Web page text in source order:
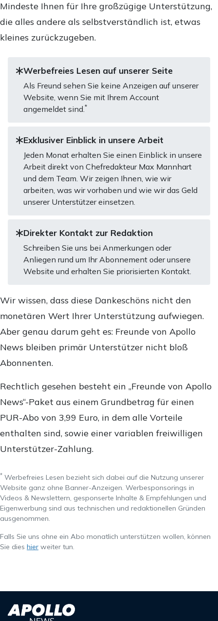
Mindeste Ihnen für Ihre großzügige Unterstützung,
die alles andere als selbstverständlich ist, etwas
kleines zurückzugeben.
Werbefreies Lesen auf unserer Seite
Als Freund sehen Sie keine Anzeigen auf unserer
Website, wenn Sie mit Ihrem Account
angemeldet sind.*
Exklusiver Einblick in unsere Arbeit
Jeden Monat erhalten Sie einen Einblick in unsere
Arbeit direkt von Chefredakteur Max Mannhart
und dem Team. Wir zeigen Ihnen, wie wir
arbeiten, was wir vorhaben und wie wir das Geld
unserer Unterstützer einsetzen.
Direkter Kontakt zur Redaktion
Schreiben Sie uns bei Anmerkungen oder
Anliegen rund um Ihr Abonnement oder unsere
Website und erhalten Sie priorisierten Kontakt.
Wir wissen, dass diese Dankeschöns nicht den
monetären Wert Ihrer Unterstützung aufwiegen.
Aber genau darum geht es: Freunde von Apollo
News bleiben primär Unterstützer nicht bloß
Abonnenten.
Rechtlich gesehen besteht ein „Freunde von Apollo
News“-Paket aus einem Grundbetrag für einen
PUR-Abo von 3,99 Euro, in dem alle Vorteile
enthalten sind, sowie einer variablen freiwilligen
Unterstützer-Zahlung.
* Werbefreies Lesen bezieht sich dabei auf die Nutzung unserer
Website ganz ohne Banner-Anzeigen. Werbesponsorings in
Videos & Newslettern, gesponserte Inhalte & Empfehlungen und
Eigenwerbung sind aus technischen und redaktionellen Gründen
ausgenommen.
Falls Sie uns ohne ein Abo monatlich unterstützen wollen, können
Sie dies hier weiter tun.